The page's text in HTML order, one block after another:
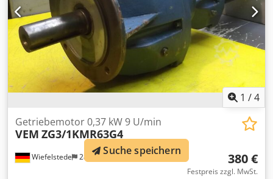
1 /4
Wiefelstede 281 km
Getriebemotor 0,37 kW 9 U/min
VEM ZG3/1KMR63G4
380 €
Festpreis zzgl. MwSt.
Suche speichern